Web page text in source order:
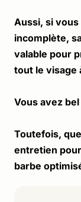
Aussi, si
incomplète,
valable pour
tout le visage
Vous avez
Toutefois,
entretien
barbe